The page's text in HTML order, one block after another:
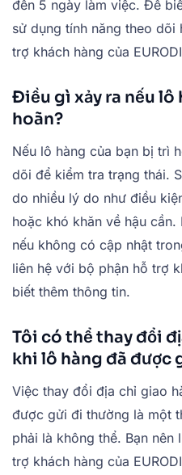
đến 5 ngày làm việc. Để
sử dụng tính năng theo
trợ khách hàng của
Điều gì xảy ra nếu
hoãn?
Nếu lô hàng của bạn bị trì
dõi để kiểm tra trạng thái.
do nhiều lý do như điều
hoặc khó khăn về hậu
nếu không có cập nhật
liên hệ với bộ phận hỗ trợ
biết thêm thông tin.
Tôi có thể thay đổi
khi lô hàng đã được
Việc thay đổi địa chỉ giao
được gửi đi thường là một
phải là không thể. Bạn
trợ khách hàng của